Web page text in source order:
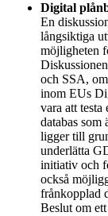
Digital
En
långsiktiga
möjligheten
och SSA,
inom EUs
vara att testa
databas som
ligger till
underlätta
initiativ och
också
frånkopplad
Beslut om